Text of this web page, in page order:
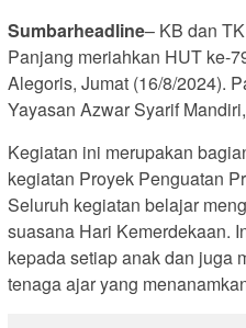
Sumbarheadline– KB dan
Panjang meriahkan HUT ke-
Alegoris, Jumat (16/8/2024).
Yayasan Azwar Syarif
Kegiatan ini merupakan
kegiatan Proyek Penguatan
Seluruh kegiatan belajar
suasana Hari Kemerdekaan.
kepada setiap anak dan juga
tenaga ajar yang